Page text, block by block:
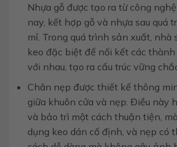
Nhựa gỗ được tạo ra từ công
nay, kết hợp gỗ và nhựa sau quá
mỉ. Trong quá trình sản xuất, nhà
keo đặc biệt để nối kết các
với nhau, tạo ra cấu trúc vững
Chân nẹp được thiết kế thông
giữa khuôn cửa và nẹp. Điều này
và bảo trì một cách thuận tiện,
dụng keo dán cố định, và nẹp có